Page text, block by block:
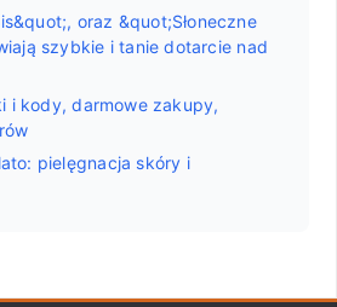
oraz &quot;Słoneczne
szybkie i tanie dotarcie nad
i kody, darmowe zakupy,
pielęgnacja skóry i